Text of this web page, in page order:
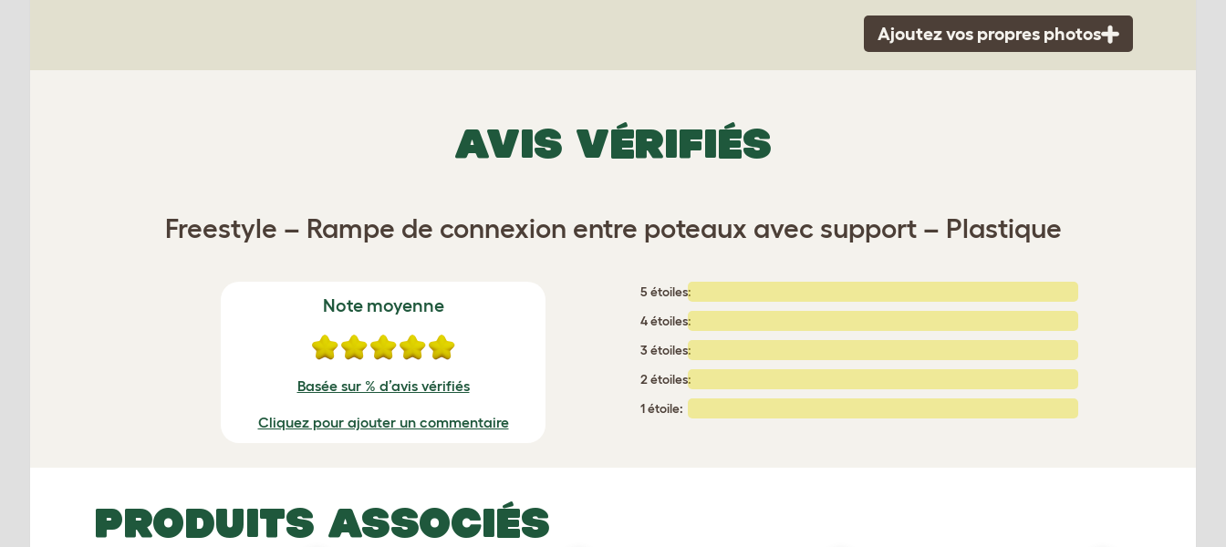
Ajoutez vos propres photos
AVIS VÉRIFIÉS
Freestyle – Rampe de connexion entre poteaux avec support – Plastique
Note moyenne
Basée sur % d’avis vérifiés
Cliquez pour ajouter un commentaire
5 étoiles:
4 étoiles:
3 étoiles:
2 étoiles:
1 étoile:
PRODUITS ASSOCIÉS